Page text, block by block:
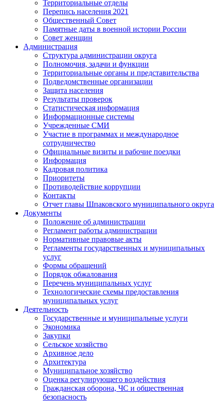
Территориальные отделы
Перепись населения 2021
Общественный Совет
Памятные даты в военной истории России
Совет женщин
Администрация
Структура администрации округа
Полномочия, задачи и функции
Территориальные органы и представительства
Подведомственные организации
Защита населения
Результаты проверок
Статистическая информация
Информационные системы
Учрежденные СМИ
Участие в программах и международное
сотрудничество
Официальные визиты и рабочие поездки
Информация
Кадровая политика
Приоритеты
Противодействие коррупции
Контакты
Отчет главы Шпаковского муниципального округа
Документы
Положение об администрации
Регламент работы администрации
Нормативные правовые акты
Регламенты государственных и муниципальных
услуг
Формы обращений
Порядок обжалования
Перечень муниципальных услуг
Технологические схемы предоставления
муниципальных услуг
Деятельность
Государственные и муниципальные услуги
Экономика
Закупки
Сельское хозяйство
Архивное дело
Архитектура
Муниципальное хозяйство
Оценка регулирующего воздействия
Гражданская оборона, ЧС и общественная
безопасность